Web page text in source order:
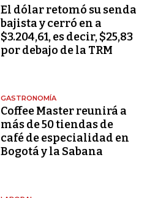
El dólar retomó su senda
bajista y cerró en a
$3.204,61, es decir, $25,83
por debajo de la TRM
GASTRONOMÍA
Coffee Master reunirá a
más de 50 tiendas de
café de especialidad en
Bogotá y la Sabana